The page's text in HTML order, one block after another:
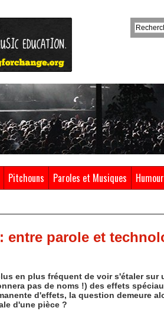
Pitchouns Paroles et Musiques Humour
entre parole et
en plus fréquent de voir s'étaler sur
pas de noms !) des effets
d'effets, la question demeure
d'une pièce ?